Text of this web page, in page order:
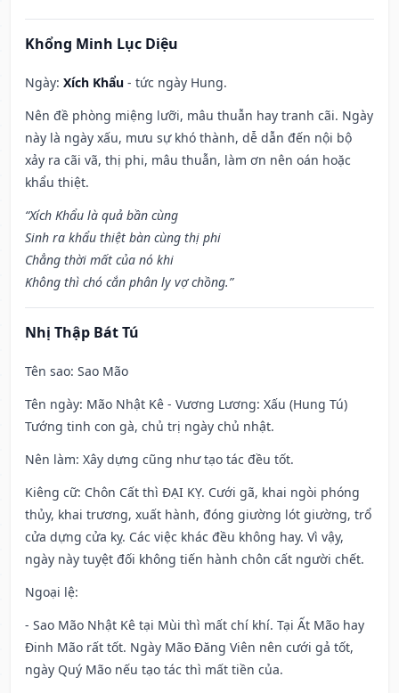
Khổng Minh Lục Diệu
Ngày: Xích Khẩu - tức ngày Hung.
Nên đề phòng miệng lưỡi, mâu thuẫn hay tranh cãi. Ngày
này là ngày xấu, mưu sự khó thành, dễ dẫn đến nội bộ
xảy ra cãi vã, thị phi, mâu thuẫn, làm ơn nên oán hoặc
khẩu thiệt.
“Xích Khẩu là quả bần cùng
Sinh ra khẩu thiệt bàn cùng thị phi
Chẳng thời mất của nó khi
Không thì chó cắn phân ly vợ chồng.”
Nhị Thập Bát Tú
Tên sao: Sao Mão
Tên ngày: Mão Nhật Kê - Vương Lương: Xấu (Hung Tú)
Tướng tinh con gà, chủ trị ngày chủ nhật.
Nên làm: Xây dựng cũng như tạo tác đều tốt.
Kiêng cữ: Chôn Cất thì ĐẠI KỴ. Cưới gã, khai ngòi phóng
thủy, khai trương, xuất hành, đóng giường lót giường, trổ
cửa dựng cửa kỵ. Các việc khác đều không hay. Vì vậy,
ngày này tuyệt đối không tiến hành chôn cất người chết.
Ngoại lệ:
- Sao Mão Nhật Kê tại Mùi thì mất chí khí. Tại Ất Mão hay
Đinh Mão rất tốt. Ngày Mão Đăng Viên nên cưới gả tốt,
ngày Quý Mão nếu tạo tác thì mất tiền của.